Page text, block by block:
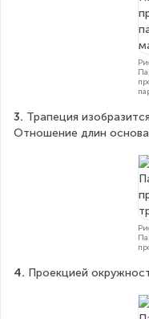
3. Трапеция
Отношение длин
4. Проекцией